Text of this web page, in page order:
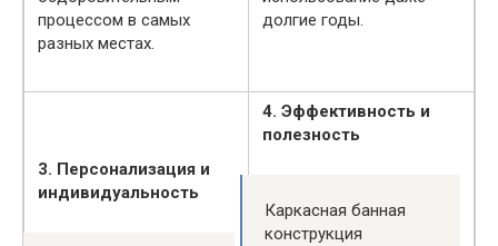
процессом в самых
разных местах.
долгие годы.
3. Персонализация и
индивидуальность
4. Эффективность и
полезность
Каркасная банная
конструкция